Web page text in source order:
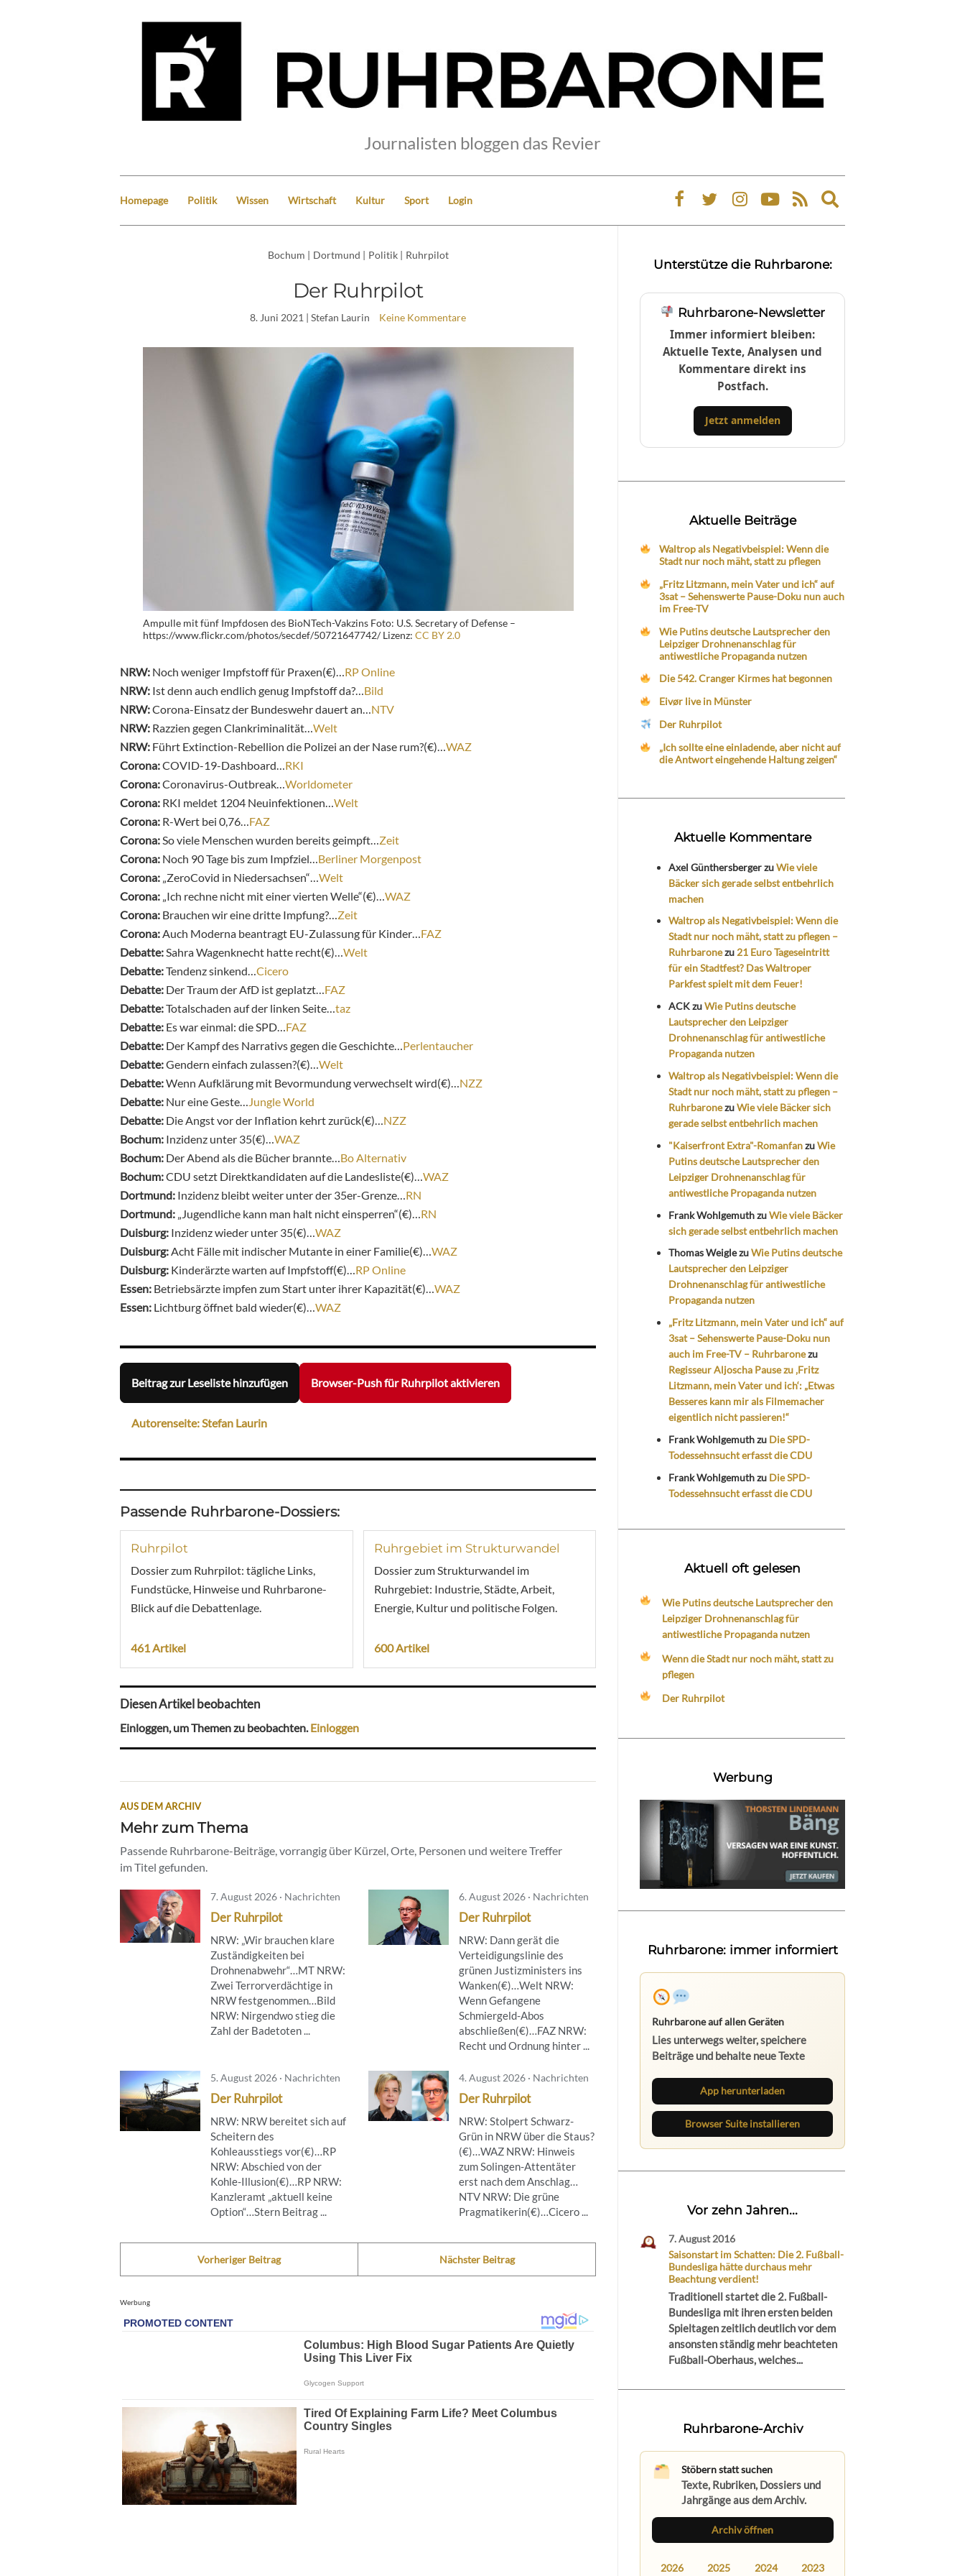
Journalisten bloggen das Revier
Homepage Politik Wissen Wirtschaft Kultur Sport Login
Expand
search
Bochum | Dortmund | Politik | Ruhrpilot
Der Ruhrpilot
8. Juni 2021 | Stefan Laurin Keine Kommentare
Ampulle mit fünf Impfdosen des BioNTech-Vakzins Foto: U.S. Secretary of Defense –
https://www.flickr.com/photos/secdef/50721647742/ Lizenz: CC BY 2.0
NRW: Noch weniger Impfstoff für Praxen(€)… RP Online
NRW: Ist denn auch endlich genug Impfstoff da?… Bild
NRW:Corona-Einsatz der Bundeswehr dauert an… NTV
NRW: Razzien gegen Clankriminalität… Welt
NRW: Führt Extinction-Rebellion die Polizei an der Nase rum?(€)… WAZ
Corona:COVID-19-Dashboard… RKI
Corona:Coronavirus-Outbreak… Worldometer
Corona: RKI meldet 1204 Neuinfektionen… Welt
Corona: R-Wert bei 0,76… FAZ
Corona: So viele Menschen wurden bereits geimpft… Zeit
Corona: Noch 90 Tage bis zum Impfziel… Berliner Morgenpost
Corona: „ZeroCovid in Niedersachsen“… Welt
Corona: „Ich rechne nicht mit einer vierten Welle“(€)… WAZ
Corona: Brauchen wir eine dritte Impfung?… Zeit
Corona: Auch Moderna beantragt EU-Zulassung für Kinder… FAZ
Debatte: Sahra Wagenknecht hatte recht(€)… Welt
Debatte:Tendenz sinkend… Cicero
Debatte: Der Traum der AfD ist geplatzt… FAZ
Debatte:Totalschaden auf der linken Seite… taz
Debatte: Es war einmal: die SPD… FAZ
Debatte: Der Kampf des Narrativs gegen die Geschichte… Perlentaucher
Debatte:Gendern einfach zulassen?(€)… Welt
Debatte:Wenn Aufklärung mit Bevormundung verwechselt wird(€)… NZZ
Debatte: Nur eine Geste…
Jungle World
Debatte: Die Angst vor der Inflation kehrt zurück(€)… NZZ
Bochum: Inzidenz unter 35(€)… WAZ
Bochum: Der Abend als die Bücher brannte… Bo Alternativ
Bochum:CDU setzt Direktkandidaten auf die Landesliste(€)… WAZ
Dortmund: Inzidenz bleibt weiter unter der 35er-Grenze… RN
Dortmund: „Jugendliche kann man halt nicht einsperren“(€)… RN
Duisburg: Inzidenz wieder unter 35(€)… WAZ
Duisburg: Acht Fälle mit indischer Mutante in einer Familie(€)… WAZ
Duisburg: Kinderärzte warten auf Impfstoff(€)… RP Online
Essen: Betriebsärzte impfen zum Start unter ihrer Kapazität(€)… WAZ
Essen: Lichtburg öffnet bald wieder(€)… WAZ
Beitrag zur Leseliste hinzufügen Browser-Push für Ruhrpilot aktivieren
Autorenseite: Stefan Laurin
Passende Ruhrbarone-Dossiers:
Ruhrpilot
Dossier zum Ruhrpilot: tägliche Links,
Fundstücke, Hinweise und Ruhrbarone-
Blick auf die Debattenlage.
461 Artikel
Ruhrgebiet im Strukturwandel
Dossier zum Strukturwandel im
Ruhrgebiet: Industrie, Städte, Arbeit,
Energie, Kultur und politische Folgen.
600 Artikel
Diesen Artikel beobachten
Einloggen, um Themen zu beobachten.Einloggen
AUS DEM ARCHIV
Mehr zum Thema
Passende Ruhrbarone-Beiträge, vorrangig über Kürzel, Orte, Personen und weitere Treffer
im Titel gefunden.
7. August 2026 · Nachrichten
Der Ruhrpilot
NRW: „Wir brauchen klare
Zuständigkeiten bei
Drohnenabwehr“…MT NRW:
Zwei Terrorverdächtige in
NRW festgenommen…Bild
NRW: Nirgendwo stieg die
Zahl der Badetoten ...
6. August 2026 · Nachrichten
Der Ruhrpilot
NRW: Dann gerät die
Verteidigungslinie des
grünen Justizministers ins
Wanken(€)…Welt NRW:
Wenn Gefangene
Schmiergeld-Abos
abschließen(€)…FAZ NRW:
Recht und Ordnung hinter ...
5. August 2026 · Nachrichten
Der Ruhrpilot
NRW: NRW bereitet sich auf
Scheitern des
Kohleausstiegs vor(€)…RP
NRW: Abschied von der
Kohle-Illusion(€)…RP NRW:
Kanzleramt „aktuell keine
Option“…Stern Beitrag ...
4. August 2026 · Nachrichten
Der Ruhrpilot
NRW: Stolpert Schwarz-
Grün in NRW über die Staus?
(€)…WAZ NRW: Hinweis
zum Solingen-Attentäter
erst nach dem Anschlag…
NTV NRW: Die grüne
Pragmatikerin(€)…Cicero ...
Vorheriger Beitrag Nächster Beitrag
Werbung
Unterstütze die Ruhrbarone:
Ruhrbarone-Newsletter
Immer informiert bleiben:
Aktuelle Texte, Analysen und
Kommentare direkt ins
Postfach.
Jetzt anmelden
Aktuelle Beiträge
Waltrop als Negativbeispiel: Wenn die
Stadt nur noch mäht, statt zu pflegen
„Fritz Litzmann, mein Vater und ich“ auf
3sat – Sehenswerte Pause-Doku nun auch
im Free-TV
Wie Putins deutsche Lautsprecher den
Leipziger Drohnenanschlag für
antiwestliche Propaganda nutzen
Die 542. Cranger Kirmes hat begonnen
Eivør live in Münster
Der Ruhrpilot
„Ich sollte eine einladende, aber nicht auf
die Antwort eingehende Haltung zeigen“
Aktuelle Kommentare
Axel GünthersbergerzuWie viele
Bäcker sich gerade selbst entbehrlich
machen
Waltrop als Negativbeispiel: Wenn die
Stadt nur noch mäht, statt zu pflegen –
Ruhrbaronezu 21 Euro Tageseintritt
für ein Stadtfest? Das Waltroper
Parkfest spielt mit dem Feuer!
ACKzuWie Putins deutsche
Lautsprecher den Leipziger
Drohnenanschlag für antiwestliche
Propaganda nutzen
Waltrop als Negativbeispiel: Wenn die
Stadt nur noch mäht, statt zu pflegen –
RuhrbaronezuWie viele Bäcker sich
gerade selbst entbehrlich machen
"Kaiserfront Extra"-RomanfanzuWie
Putins deutsche Lautsprecher den
Leipziger Drohnenanschlag für
antiwestliche Propaganda nutzen
Frank WohlgemuthzuWie viele Bäcker
sich gerade selbst entbehrlich machen
Thomas WeiglezuWie Putins deutsche
Lautsprecher den Leipziger
Drohnenanschlag für antiwestliche
Propaganda nutzen
„Fritz Litzmann, mein Vater und ich“ auf
3sat – Sehenswerte Pause-Doku nun
auch im Free-TV – Ruhrbaronezu
Regisseur Aljoscha Pause zu ‚Fritz
Litzmann, mein Vater und ich‘: „Etwas
Besseres kann mir als Filmemacher
eigentlich nicht passieren!“
Frank Wohlgemuthzu Die SPD-
Todessehnsucht erfasst die CDU
Frank Wohlgemuthzu Die SPD-
Todessehnsucht erfasst die CDU
Aktuell oft gelesen
Wie Putins deutsche Lautsprecher den
Leipziger Drohnenanschlag für
antiwestliche Propaganda nutzen
Wenn die Stadt nur noch mäht, statt zu
pflegen
Der Ruhrpilot
Werbung
Ruhrbarone: immer informiert
Ruhrbarone auf allen Geräten
Lies unterwegs weiter, speichere
Beiträge und behalte neue Texte
App herunterladen
Browser Suite installieren
Vor zehn Jahren...
7. August 2016
Saisonstart im Schatten: Die 2. Fußball-
Bundesliga hätte durchaus mehr
Beachtung verdient!
Traditionell startet die 2. Fußball-
Bundesliga mit ihren ersten beiden
Spieltagen zeitlich deutlich vor dem
ansonsten ständig mehr beachteten
Fußball-Oberhaus, welches...
Ruhrbarone-Archiv
Stöbern statt suchen
Texte, Rubriken, Dossiers und
Jahrgänge aus dem Archiv.
Archiv öffnen
2026 2025 2024 2023